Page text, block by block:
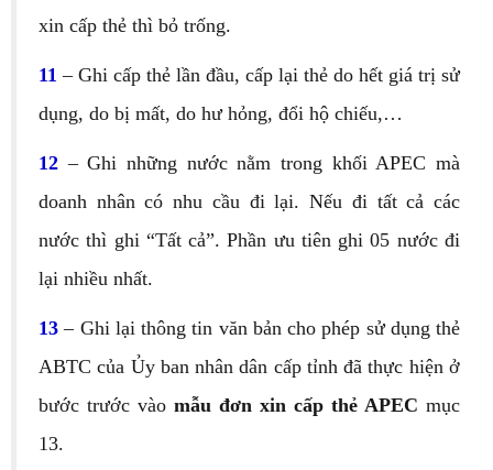
xin cấp thẻ thì bỏ trống.
11– Ghi cấp thẻ lần đầu, cấp lại thẻ do hết giá trị sử
dụng, do bị mất, do hư hỏng, đổi hộ chiếu,…
12 – Ghi những nước nằm trong khối APEC mà
doanh nhân có nhu cầu đi lại. Nếu đi tất cả các
nước thì ghi “Tất cả”. Phần ưu tiên ghi 05 nước đi
lại nhiều nhất.
13 – Ghi lại thông tin văn bản cho phép sử dụng thẻ
ABTC của Ủy ban nhân dân cấp tỉnh đã thực hiện ở
bước trước vào mẫu đơn xin cấp thẻ APEC mục
13.